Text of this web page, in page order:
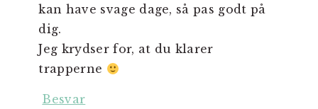
kan have svage dage, så pas godt på
dig.
Jeg krydser for, at du klarer
trapperne
Besvar